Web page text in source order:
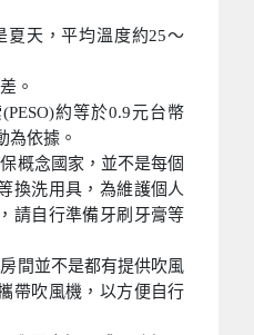
夏天，平均溫度約25～
。
約等於0.9元台幣
為依據。
概念國家，並不是每個
換洗用具，為維護個人
請自行準備牙刷牙膏等
間並不是都有提供吹風
帶吹風機，以方便自行